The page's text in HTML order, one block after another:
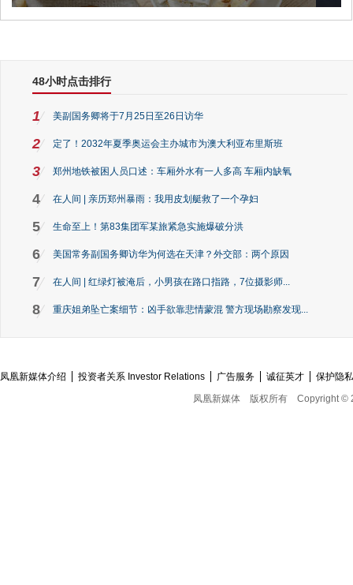
48小时点击排行
1 美副国务卿将于7月25日至26日访华
2 定了！2032年夏季奥运会主办城市为澳大利亚布里斯班
3 郑州地铁被困人员口述：车厢外水有一人多高 车厢内缺氧
4 在人间 | 亲历郑州暴雨：我用皮划艇救了一个孕妇
5 生命至上！第83集团军某旅紧急实施爆破分洪
6 美国常务副国务卿访华为何选在天津？外交部：两个原因
7 在人间 | 红绿灯被淹后，小男孩在路口指路，7位摄影师...
8 重庆姐弟坠亡案细节：凶手欲靠悲情蒙混 警方现场勘察发现...
凤凰新媒体介绍 投资者关系 Investor Relations 广告服务 诚征英才
保护隐
凤凰新媒体
版权所有 Copyright ©